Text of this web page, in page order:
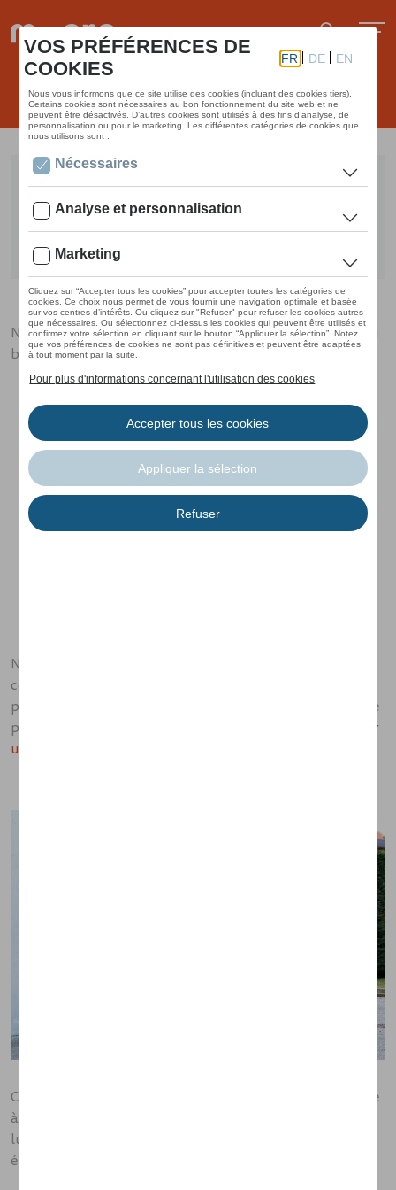
Microlino 2.0 Prototype No. 1
Nous espérons que vous avez commencé l'année 2021 aussi
bien que nous. Voici un petit point sur l’avancement:
Le premier prototype Microlino 2.0 a été construit et
est en cours de test
Le nouveau corps autoportant présente de grandes
Améliorations en matiére de sécurité par rapport au
Nous sommes fiers d'annoncer que nous avons terminé la
construction du premier prototype Microlino 2.0. Nous
pouvons déjà dire que la conduite est nettement améliorée
par rapport à la Microlino 1.0.
Cliquez ci-dessous pour voir
une vidéo du premier essai de conduite:
Comme vous l'avez sans doute remarqué, il manque encore
à ce prototype des éléments essentiels, comme la barre
lumineuse à LED. Ces fonctionnalités seront installées
étape par étape dans les prochains prototypes.